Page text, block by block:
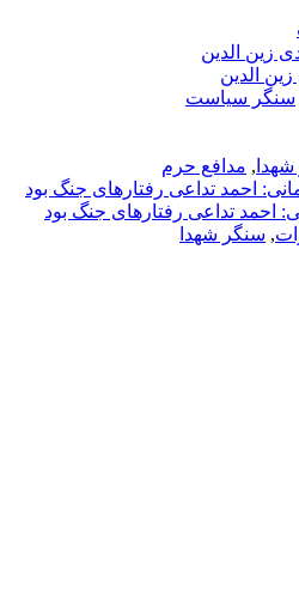
سنگر سیاست
, مدافع حرم
احمد تداعی رفتارهای جنگ بود
, سنگر شهدا